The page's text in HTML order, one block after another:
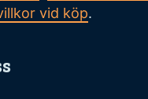
vid köp.